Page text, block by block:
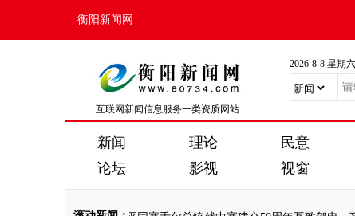
衡阳新闻网
互联网新闻信息服务一类资质网站
2026-8-8 星期六
新闻 理论 民意
论坛
影视 视窗